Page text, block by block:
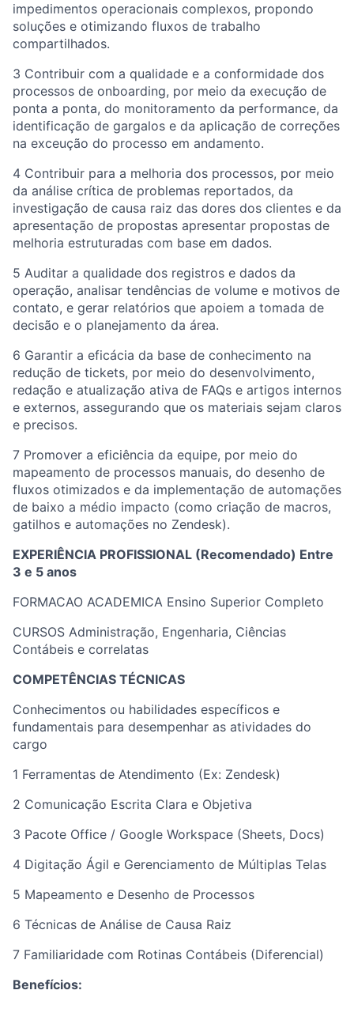
impedimentos operacionais complexos, propondo
soluções e otimizando fluxos de trabalho
compartilhados.
3 Contribuir com a qualidade e a conformidade dos
processos de onboarding, por meio da execução de
ponta a ponta, do monitoramento da performance, da
identificação de gargalos e da aplicação de correções
na exceução do processo em andamento.
4 Contribuir para a melhoria dos processos, por meio
da análise crítica de problemas reportados, da
investigação de causa raiz das dores dos clientes e da
apresentação de propostas apresentar propostas de
melhoria estruturadas com base em dados.
5 Auditar a qualidade dos registros e dados da
operação, analisar tendências de volume e motivos de
contato, e gerar relatórios que apoiem a tomada de
decisão e o planejamento da área.
6 Garantir a eficácia da base de conhecimento na
redução de tickets, por meio do desenvolvimento,
redação e atualização ativa de FAQs e artigos internos
e externos, assegurando que os materiais sejam claros
e precisos.
7 Promover a eficiência da equipe, por meio do
mapeamento de processos manuais, do desenho de
fluxos otimizados e da implementação de automações
de baixo a médio impacto (como criação de macros,
gatilhos e automações no Zendesk).
EXPERIÊNCIA PROFISSIONAL (Recomendado) Entre
3 e 5 anos
FORMACAO ACADEMICA Ensino Superior Completo
CURSOS Administração, Engenharia, Ciências
Contábeis e correlatas
COMPETÊNCIAS TÉCNICAS
Conhecimentos ou habilidades específicos e
fundamentais para desempenhar as atividades do
cargo
1 Ferramentas de Atendimento (Ex: Zendesk)
2 Comunicação Escrita Clara e Objetiva
3 Pacote Office / Google Workspace (Sheets, Docs)
4 Digitação Ágil e Gerenciamento de Múltiplas Telas
5 Mapeamento e Desenho de Processos
6 Técnicas de Análise de Causa Raiz
7 Familiaridade com Rotinas Contábeis (Diferencial)
Benefícios: